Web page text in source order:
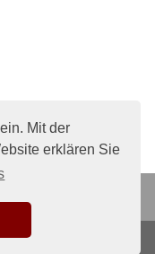
Mit der
erklären Sie